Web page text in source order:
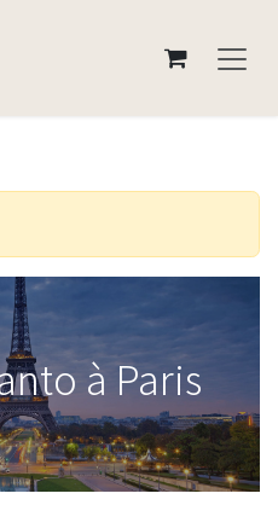
à Paris